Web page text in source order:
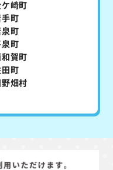
崎町
町
町
町
賀町
町
畑村